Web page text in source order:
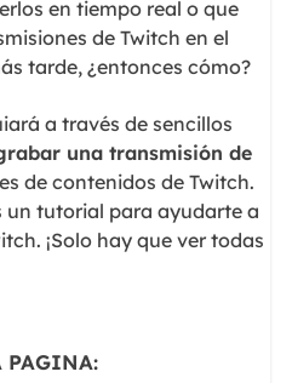
en tiempo real o que
de Twitch en el
tarde, ¿entonces cómo?
a través de sencillos
una transmisión de
de contenidos de Twitch.
un tutorial para ayudarte a
¡Solo hay que ver todas
PAGINA: